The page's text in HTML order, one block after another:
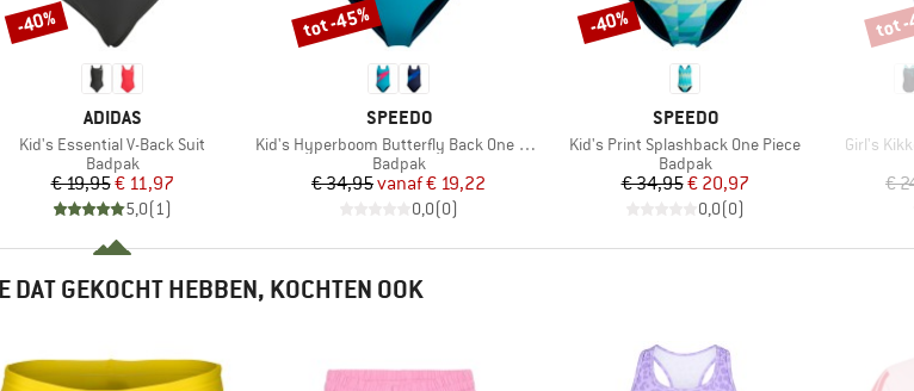
MERK
ADIDAS
Artikel
Kid's Essential V-Back Suit
Productgroep
Badpak
Prijs
€ 19,95Verlaagde prijs
€ 11,97
5,0(1)
Korting
-40%
MERK
SPEEDO
Artikel
Kid's Hyperboom Butterfly Back One Piece
Productgroep
Badpak
Prijs
€ 34,95 Verlaagde prijs
vanaf€ 19,22
0,0(0)
Korting
tot -45%
MERK
SPEEDO
Artikel
Kid's Print Splashback One Piece
Productgroep
Badpak
Prijs
€ 34,95Verlaagde prijs
€ 20,97
0,0(0)
Korting
-40%
Artikel
Girl's
€
tot
DAT GEKOCHT HEBBEN, KOCHTEN OOK